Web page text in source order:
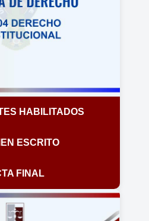
HABILITADOS
ESCRITO
FINAL